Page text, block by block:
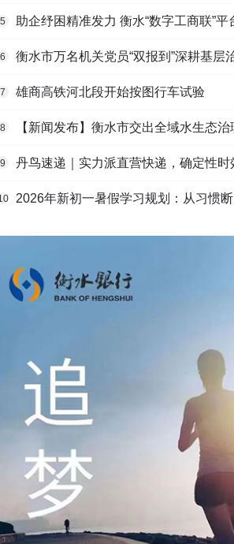
5 助企纾困精准发力 衡水“数字工商联”平台授信
6 衡水市万名机关党员“双报到”深耕基层治理
7 雄商高铁河北段开始按图行车试验
8 【新闻发布】衡水市交出全域水生态治
9 丹鸟速递｜实力派直营快递，确定性时效，守护高
2026年新初一暑假学习规划：从习惯断层分析到衔接课程